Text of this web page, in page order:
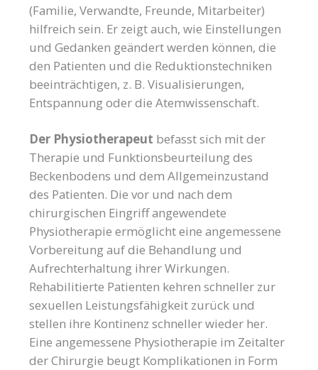
(Familie, Verwandte, Freunde, Mitarbeiter)
hilfreich sein. Er zeigt auch, wie Einstellungen
und Gedanken geändert werden können, die
den Patienten und die Reduktionstechniken
beeinträchtigen, z. B. Visualisierungen,
Entspannung oder die Atemwissenschaft.
Der Physiotherapeut befasst sich mit der
Therapie und Funktionsbeurteilung des
Beckenbodens und dem Allgemeinzustand
des Patienten. Die vor und nach dem
chirurgischen Eingriff angewendete
Physiotherapie ermöglicht eine angemessene
Vorbereitung auf die Behandlung und
Aufrechterhaltung ihrer Wirkungen.
Rehabilitierte Patienten kehren schneller zur
sexuellen Leistungsfähigkeit zurück und
stellen ihre Kontinenz schneller wieder her.
Eine angemessene Physiotherapie im Zeitalter
der Chirurgie beugt Komplikationen in Form